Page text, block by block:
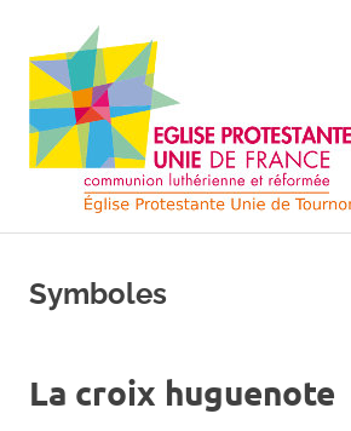
content
de
sur
Symboles
La croix huguenote